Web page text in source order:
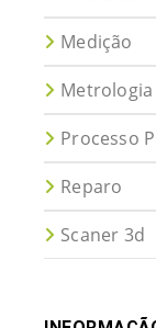
Medição
Metrologia
Processo
Reparo
Scaner 3d